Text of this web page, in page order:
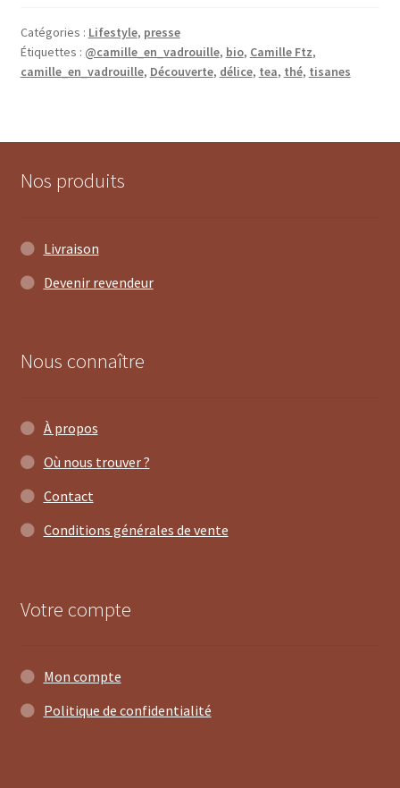
Catégories : Lifestyle, presse
Étiquettes : @camille_en_vadrouille, bio, Camille Ftz,
camille_en_vadrouille, Découverte, délice, tea, thé, tisanes
Nos produits
Livraison
Devenir revendeur
Nous connaître
À propos
Où nous trouver ?
Contact
Conditions générales de vente
Votre compte
Mon compte
Politique de confidentialité